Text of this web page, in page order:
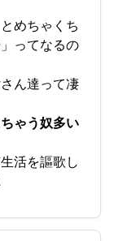
めちゃくち
ってなるの
ん達って凄
ゃう奴多い
活を謳歌し